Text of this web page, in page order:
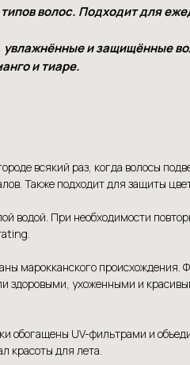
волос. Подходит для
увлажнённые и защищённые
и тиаре.
всякий раз, когда волосы
Также подходит для защиты
водой. При необходимости
марокканского происхождения.
здоровыми, ухоженными и
обогащены UV-фильтрами и
красоты для лета.